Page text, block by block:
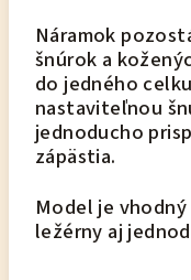
Náramok
šnúrok a
do jedného
nastaviteľnou
jednoducho
zápästia.
Model je
ležérny aj